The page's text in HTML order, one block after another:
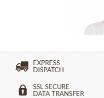
EXPRESS
DISPATCH
SSL SECURE
DATA TRANSFER